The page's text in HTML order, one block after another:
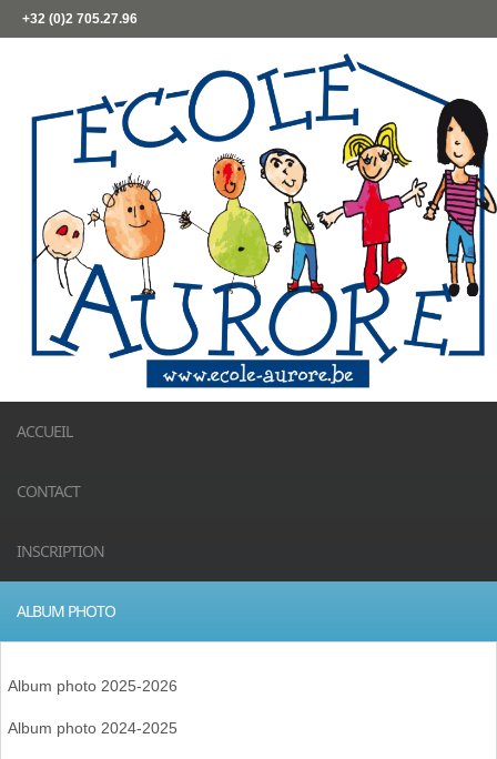
+32 (0)2 705.27.96
ACCUEIL
CONTACT
INSCRIPTION
ALBUM PHOTO
Album photo 2025-2026
Album photo 2024-2025